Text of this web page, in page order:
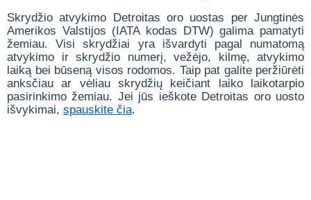
Skrydžio atvykimo Detroitas oro uostas per Jungtinės
Amerikos Valstijos (IATA kodas DTW) galima pamatyti
žemiau. Visi skrydžiai yra išvardyti pagal numatomą
atvykimo ir skrydžio numerį, vežėjo, kilmę, atvykimo
laiką bei būseną visos rodomos. Taip pat galite peržiūrėti
anksčiau ar vėliau skrydžių keičiant laiko laikotarpio
pasirinkimo žemiau. Jei jūs ieškote Detroitas oro uosto
išvykimai, spauskite čia.